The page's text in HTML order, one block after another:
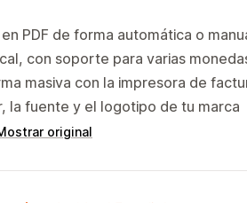
PDF de forma automática o
con soporte para varias
masiva con la impresora de
la fuente y el logotipo de tu marca
original